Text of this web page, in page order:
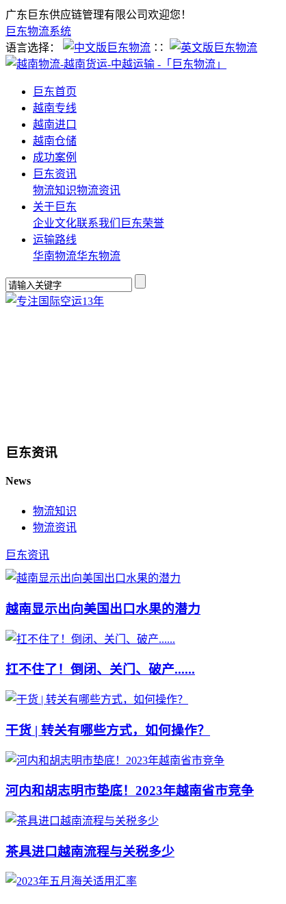
广东巨东供应链管理有限公司欢迎您！
巨东物流系统
语言选择：
∷
巨东首页
越南专线
越南进口
越南仓储
成功案例
巨东资讯
物流知识物流资讯
关于巨东
企业文化联系我们 巨东荣誉
运输路线
华南物流华东物流
巨东资讯
News
物流知识
物流资讯
巨东资讯
越南显示出向美国出口水果的潜力
扛不住了！倒闭、关门、破产......
干货 | 转关有哪些方式，如何操作？
河内和胡志明市垫底！2023年越南省市竞争
茶具进口越南流程与关税多少